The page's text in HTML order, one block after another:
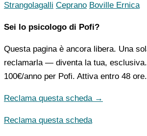
Strangolagalli Ceprano Boville Ernica
Sei lo psicologo di Pofi?
Questa pagina è ancora libera. Una
reclamarla — diventa la tua, esclusiva.
100€/anno per Pofi. Attiva entro 48 ore.
Reclama questa scheda →
Reclama questa scheda